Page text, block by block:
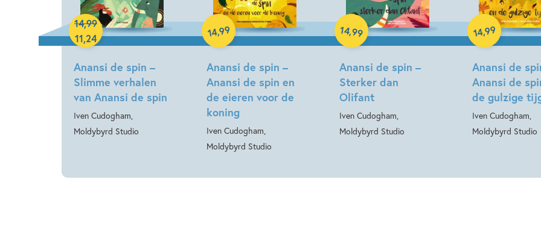
Anansi de spin –
Slimme verhalen
van Anansi de spin
Iven Cudogham,
Moldybyrd Studio
14,99
11,24
Hardcover
Anansi de spin –
Anansi de spin en
de eieren voor de
koning
Iven Cudogham,
Moldybyrd Studio
14,99
Hardcover
Anansi de spin –
Sterker dan
Olifant
Iven Cudogham,
Moldybyrd Studio
14,99
Hardcover
Anansi de
Anansi de
de gulzige
Iven Cudogham,
Moldybyrd Studio
14,99
Hardcover